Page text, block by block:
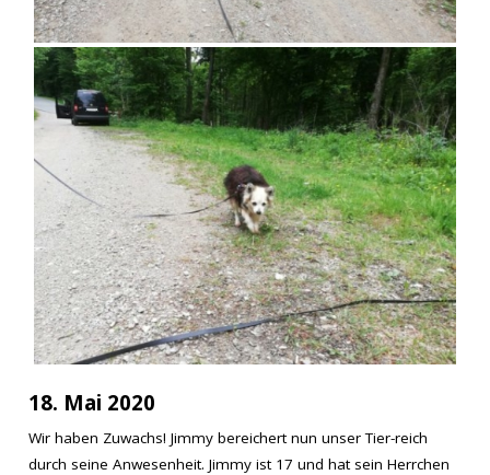
18. Mai 2020
Wir haben Zuwachs! Jimmy bereichert nun unser Tier-reich
durch seine Anwesenheit. Jimmy ist 17 und hat sein Herrchen